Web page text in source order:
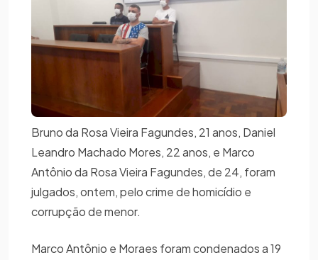
Bruno da Rosa Vieira Fagundes, 21 anos, Daniel
Leandro Machado Mores, 22 anos, e Marco
Antônio da Rosa Vieira Fagundes, de 24, foram
julgados, ontem, pelo crime de homicídio e
corrupção de menor.
Marco Antônio e Moraes foram condenados a 19